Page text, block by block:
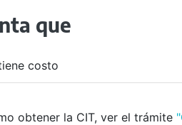
que
costo
obtener la CIT, ver el trámite